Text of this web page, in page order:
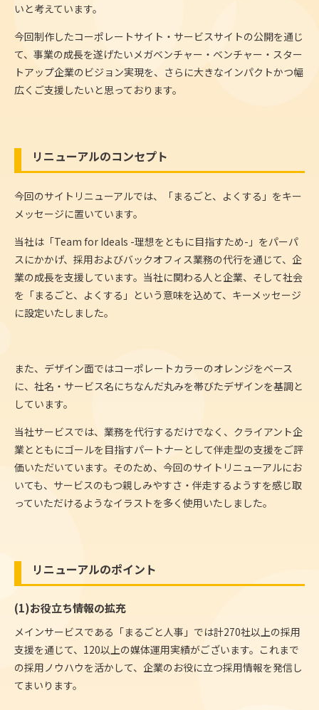
いと考えています。
今回制作したコーポレートサイト・サービスサイトの公開を通じ
て、事業の成長を遂げたいメガベンチャー・ベンチャー・スター
トアップ企業のビジョン実現を、さらに大きなインパクトかつ幅
広くご支援したいと思っております。
リニューアルのコンセプト
今回のサイトリニューアルでは、「まるごと、よくする」をキー
メッセージに置いています。
当社は「Team for Ideals -理想をともに目指すため-」をパーパ
スにかかげ、採用およびバックオフィス業務の代行を通じて、企
業の成長を支援しています。 当社に関わる人と企業、そして社会
を「まるごと、よくする」という意味を込めて、キーメッセージ
に設定いたしました。
また、デザイン面ではコーポレートカラーのオレンジをベース
に、社名・サービス名にちなんだ丸みを帯びたデザインを基調と
しています。
当社サービスでは、業務を代行するだけでなく、クライアント企
業とともにゴールを目指すパートナーとして伴走型の支援をご評
価いただいています。そのため、今回のサイトリニューアルにお
いても、サービスのもつ親しみやすさ・伴走するようすを感じ取
っていただけるようなイラストを多く使用いたしました。
リニューアルのポイント
(1)お役立ち情報の拡充
メインサービスである「まるごと人事」では計270社以上の採用
支援を通じて、120以上の媒体運用実績がございます。これまで
の採用ノウハウを活かして、企業のお役に立つ採用情報を発信し
てまいります。